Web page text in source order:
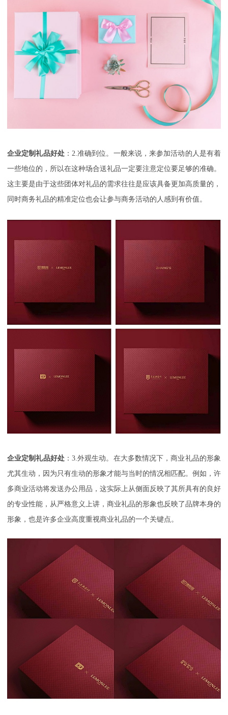
企业定制礼品好处：2.准确到位。一般来说，来参加活动的人是有着
一些地位的，所以在这种场合送礼品一定要注意定位要足够的准确。
这主要是由于这些团体对礼品的需求往往是应该具备更加高质量的，
同时商务礼品的精准定位也会让参与商务活动的人感到有价值。
企业定制礼品好处：3.外观生动。在大多数情况下，商业礼品的形象
尤其生动，因为只有生动的形象才能与当时的情况相匹配。例如，许
多商业活动将发送办公用品，这实际上从侧面反映了其所具有的良好
的专业性能，从严格意义上讲，商业礼品的形象也反映了品牌本身的
形象，也是许多企业高度重视商业礼品的一个关键点。